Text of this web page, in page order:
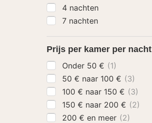
4 nachten
7 nachten
Prijs per kamer per nacht
Onder 50 € (1)
50 € naar 100 € (3)
100 € naar 150 € (3)
150 € naar 200 € (2)
200 € en meer (2)